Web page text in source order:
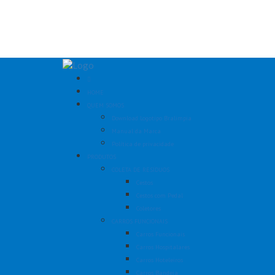
HOME
QUEM SOMOS
Download Logotipo Bralimpia
Manual da Marca
Política de privacidade
PRODUTOS
COLETA DE RESÍDUOS
Cestos
Cestos com Pedal
Coletores
CARROS FUNCIONAIS
Carros Funcionais
Carros Hospitalares
Carros Hoteleiros
Carros Bandeja